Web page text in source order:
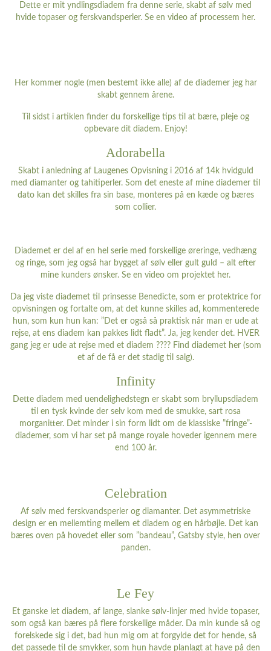
Dette er mit yndlingsdiadem fra denne serie, skabt af sølv med
hvide topaser og ferskvandsperler. Se en video af processem her.
Her kommer nogle (men bestemt ikke alle) af de diademer jeg har
skabt gennem årene.
Til sidst i artiklen finder du forskellige tips til at bære, pleje og
opbevare dit diadem. Enjoy!
Adorabella
Skabt i anledning af Laugenes Opvisning i 2016 af 14k hvidguld
med diamanter og tahitiperler. Som det eneste af mine diademer til
dato kan det skilles fra sin base, monteres på en kæde og bæres
som collier.
Diademet er del af en hel serie med forskellige øreringe, vedhæng
og ringe, som jeg også har bygget af sølv eller gult guld – alt efter
mine kunders ønsker. Se en video om projektet her.
Da jeg viste diademet til prinsesse Benedicte, som er protektrice for
opvisningen og fortalte om, at det kunne skilles ad, kommenterede
hun, som kun hun kan: ”Det er også så praktisk når man er ude at
rejse, at ens diadem kan pakkes lidt fladt”. Ja, jeg kender det. HVER
gang jeg er ude at rejse med et diadem ???? Find diademet her (som
et af de få er det stadig til salg).
Infinity
Dette diadem med uendelighedstegn er skabt som bryllupsdiadem
til en tysk kvinde der selv kom med de smukke, sart rosa
morganitter. Det minder i sin form lidt om de klassiske ”fringe”-
diademer, som vi har set på mange royale hoveder igennem mere
end 100 år.
Celebration
Af sølv med ferskvandsperler og diamanter. Det asymmetriske
design er en mellemting mellem et diadem og en hårbøjle. Det kan
bæres oven på hovedet eller som ”bandeau”, Gatsby style, hen over
panden.
Le Fey
Et ganske let diadem, af lange, slanke sølv-linjer med hvide topaser,
som også kan bæres på flere forskellige måder. Da min kunde så og
forelskede sig i det, bad hun mig om at forgylde det for hende, så
det passede til de smykker, som hun havde planlagt at have på den